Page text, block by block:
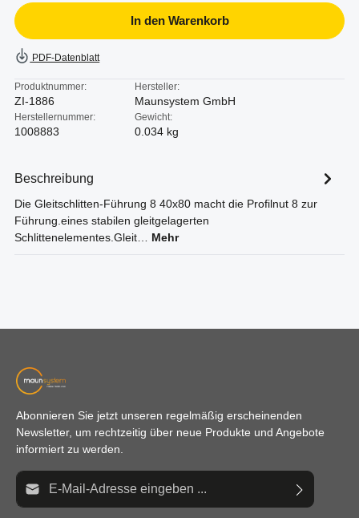
In den Warenkorb
PDF-Datenblatt
Produktnummer:
ZI-1886
Hersteller:
Maunsystem GmbH
Herstellernummer:
1008883
Gewicht:
0.034 kg
Beschreibung
Die Gleitschlitten-Führung 8 40x80 macht die Profilnut 8 zur
Führung.eines stabilen gleitgelagerten
Schlittenelementes.Gleit… Mehr
Abonnieren Sie jetzt unseren regelmäßig erscheinenden
Newsletter, um rechtzeitig über neue Produkte und Angebote
informiert zu werden.
E-Mail-Adresse*